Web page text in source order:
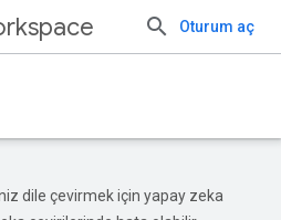
Oturum aç
dile çevirmek için yapay zeka